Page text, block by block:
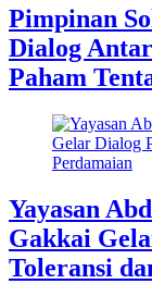
Pimpinan
Dialog
Paham
Yayasan
Gakkai
Toleransi